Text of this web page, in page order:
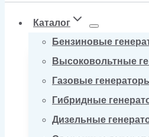
Каталог
Бензиновые
Высоковольтные
Газовые
Гибридные
Дизельные